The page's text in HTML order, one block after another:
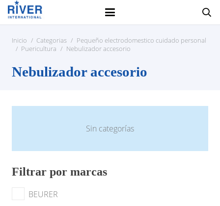
Inicio / Categorias / Pequeño electrodomestico cuidado personal
/ Puericultura / Nebulizador accesorio
Nebulizador accesorio
Sin categorías
Filtrar por marcas
BEURER